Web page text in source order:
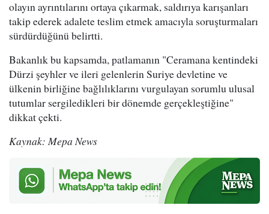
olayın ayrıntılarını ortaya çıkarmak, saldırıya karışanları
takip ederek adalete teslim etmek amacıyla soruşturmaları
sürdürdüğünü belirtti.
Bakanlık bu kapsamda, patlamanın "Ceramana kentindeki
Dürzi şeyhler ve ileri gelenlerin Suriye devletine ve
ülkenin birliğine bağlılıklarını vurgulayan sorumlu ulusal
tutumlar sergiledikleri bir dönemde gerçekleştiğine"
dikkat çekti.
Kaynak: Mepa News